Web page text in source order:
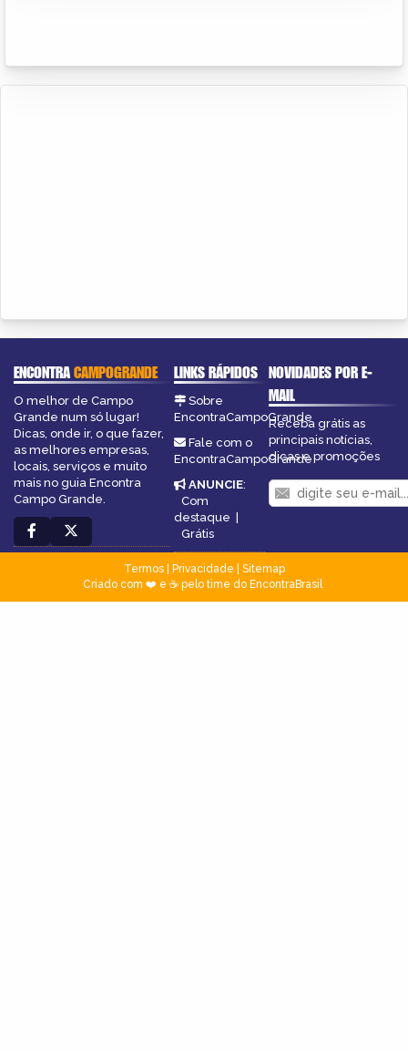
ENCONTRACAMPOGRANDE
O melhor de Campo
Grande num só lugar!
Dicas, onde ir, o que fazer,
as melhores empresas,
locais, serviços e muito
mais no guia Encontra
Campo Grande.
LINKS RÁPIDOS
Sobre
EncontraCampoGrande
Fale com o
EncontraCampoGrande
ANUNCIE:
Com
destaque |
Grátis
NOVIDADES POR E-
MAIL
Receba grátis as
principais notícias,
dicas e promoções
Termos| Privacidade
Sitemap
Criado com ❤️ e ☕ pelo time do EncontraBrasil